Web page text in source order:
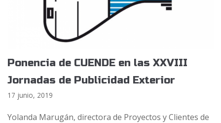
Ponencia de CUENDE en las XXVIII
Jornadas de Publicidad Exterior
17 junio, 2019
Yolanda Marugán, directora de Proyectos y Clientes de